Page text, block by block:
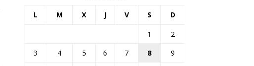
L M X J V S D
1
2
3
4 5 6 7 8
9